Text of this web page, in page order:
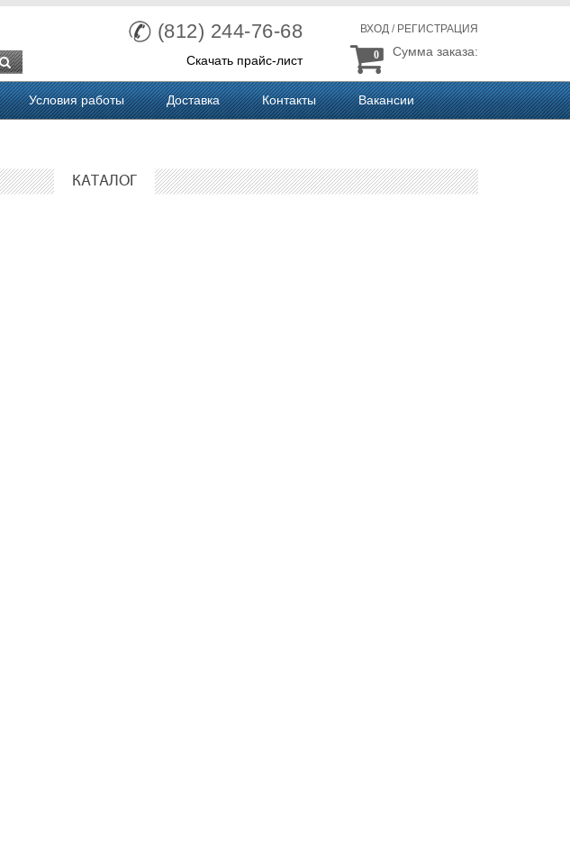
(812) 244-76-68
Скачать прайс-лист
ВХОД / РЕГИСТРАЦИЯ
Сумма заказа:
0
Условия работы Доставка Контакты Вакансии
КАТАЛОГ